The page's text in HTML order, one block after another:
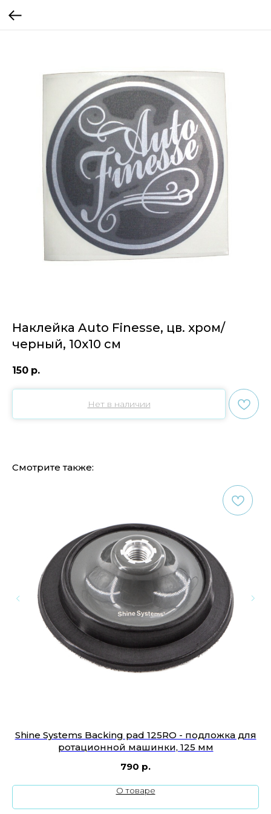
Наклейка Auto Finesse, цв. хром/
черный, 10х10 см
150 р.
Нет в наличии
Смотрите также:
Shine Systems Backing pad 125RO - подложка для
ротационной машинки, 125 мм
790 р.
О товаре